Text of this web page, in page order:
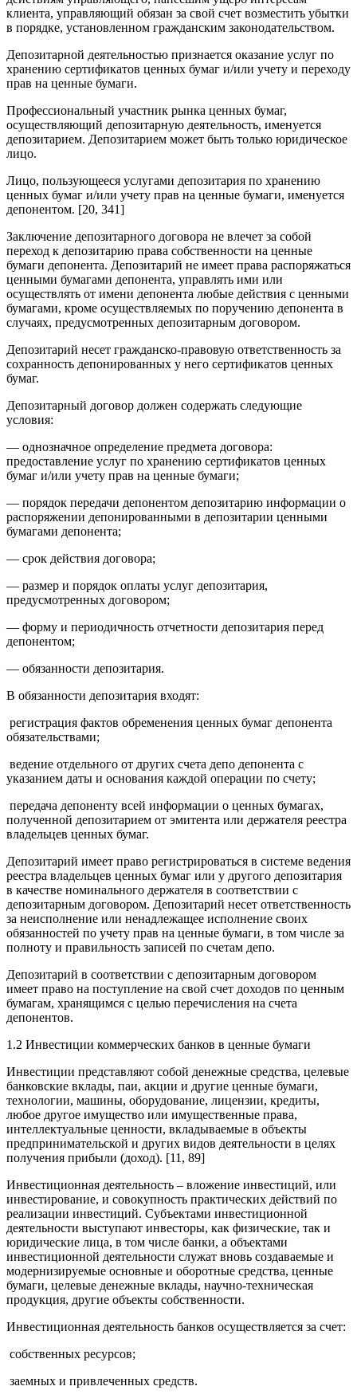
клиента, управляющий обязан за свой счет возместить убытки
в порядке, установленном гражданским законодательством.
Депозитарной деятельностью признается оказание услуг по
хранению сертификатов ценных бумаг и/или учету и переходу
прав на ценные бумаги.
Профессиональный участник рынка ценных бумаг,
осуществляющий депозитарную деятельность, именуется
депозитарием. Депозитарием может быть только юридическое
лицо.
Лицо, пользующееся услугами депозитария по хранению
ценных бумаг и/или учету прав на ценные бумаги, именуется
депонентом. [20, 341]
Заключение депозитарного договора не влечет за собой
переход к депозитарию права собственности на ценные
бумаги депонента. Депозитарий не имеет права распоряжаться
ценными бумагами депонента, управлять ими или
осуществлять от имени депонента любые действия с ценными
бумагами, кроме осуществляемых по поручению депонента в
случаях, предусмотренных депозитарным договором.
Депозитарий несет гражданско-правовую ответственность за
сохранность депонированных у него сертификатов ценных
бумаг.
Депозитарный договор должен содержать следующие
условия:
— однозначное определение предмета договора:
предоставление услуг по хранению сертификатов ценных
бумаг и/или учету прав на ценные бумаги;
— порядок передачи депонентом депозитарию информации о
распоряжении депонированными в депозитарии ценными
бумагами депонента;
— срок действия договора;
— размер и порядок оплаты услуг депозитария,
предусмотренных договором;
— форму и периодичность отчетности депозитария перед
депонентом;
— обязанности депозитария.
В обязанности депозитария входят:
­ регистрация фактов обременения ценных бумаг депонента
обязательствами;
­ ведение отдельного от других счета депо депонента с
указанием даты и основания каждой операции по счету;
­ передача депоненту всей информации о ценных бумагах,
полученной депозитарием от эмитента или держателя реестра
владельцев ценных бумаг.
Депозитарий имеет право регистрироваться в системе ведения
реестра владельцев ценных бумаг или у другого депозитария
в качестве номинального держателя в соответствии с
депозитарным договором. Депозитарий несет ответственность
за неисполнение или ненадлежащее исполнение своих
обязанностей по учету прав на ценные бумаги, в том числе за
полноту и правильность записей по счетам депо.
Депозитарий в соответствии с депозитарным договором
имеет право на поступление на свой счет доходов по ценным
бумагам, хранящимся с целью перечисления на счета
депонентов.
1.2 Инвестиции коммерческих банков в ценные бумаги
Инвестиции представляют собой денежные средства, целевые
банковские вклады, паи, акции и другие ценные бумаги,
технологии, машины, оборудование, лицензии, кредиты,
любое другое имущество или имущественные права,
интеллектуальные ценности, вкладываемые в объекты
предпринимательской и других видов деятельности в целях
получения прибыли (доход). [11, 89]
Инвестиционная деятельность – вложение инвестиций, или
инвестирование, и совокупность практических действий по
реализации инвестиций. Субъектами инвестиционной
деятельности выступают инвесторы, как физические, так и
юридические лица, в том числе банки, а объектами
инвестиционной деятельности служат вновь создаваемые и
модернизируемые основные и оборотные средства, ценные
бумаги, целевые денежные вклады, научно-техническая
продукция, другие объекты собственности.
Инвестиционная деятельность банков осуществляется за счет:
­ собственных ресурсов;
­ заемных и привлеченных средств.